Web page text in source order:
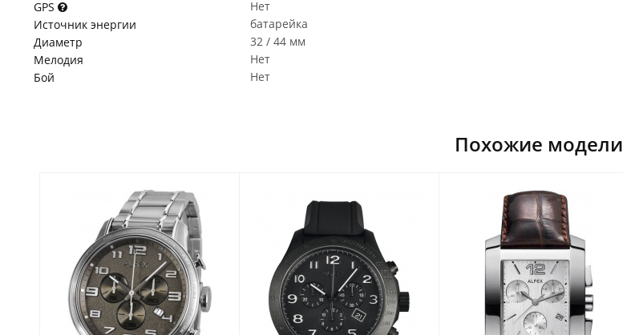
GPS
Нет
Источник энергии
батарейка
Диаметр
32 / 44 мм
Мелодия
Нет
Бой
Нет
Похожие модели